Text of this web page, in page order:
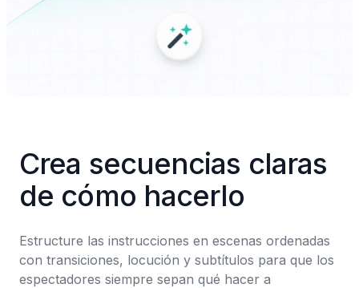
Crea secuencias claras
de cómo hacerlo
Estructure las instrucciones en escenas ordenadas
con transiciones, locución y subtítulos para que los
espectadores siempre sepan qué hacer a